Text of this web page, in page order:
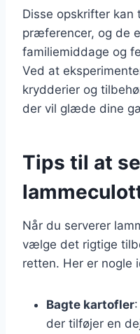
Disse opskrifter kan
præferencer, og de
familiemiddage og
Ved at
krydderier og
der vil glæde dine
Tips til at
Når du serverer
vælge det rigtige
retten. Her er
Bagte kartofler
der tilføjer en